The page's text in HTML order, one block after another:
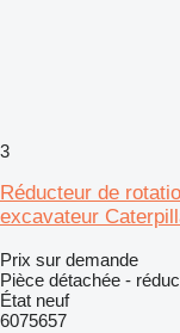
3
Réducteur de
excavateur
Prix sur demande
Pièce détachée -
État neuf
6075657